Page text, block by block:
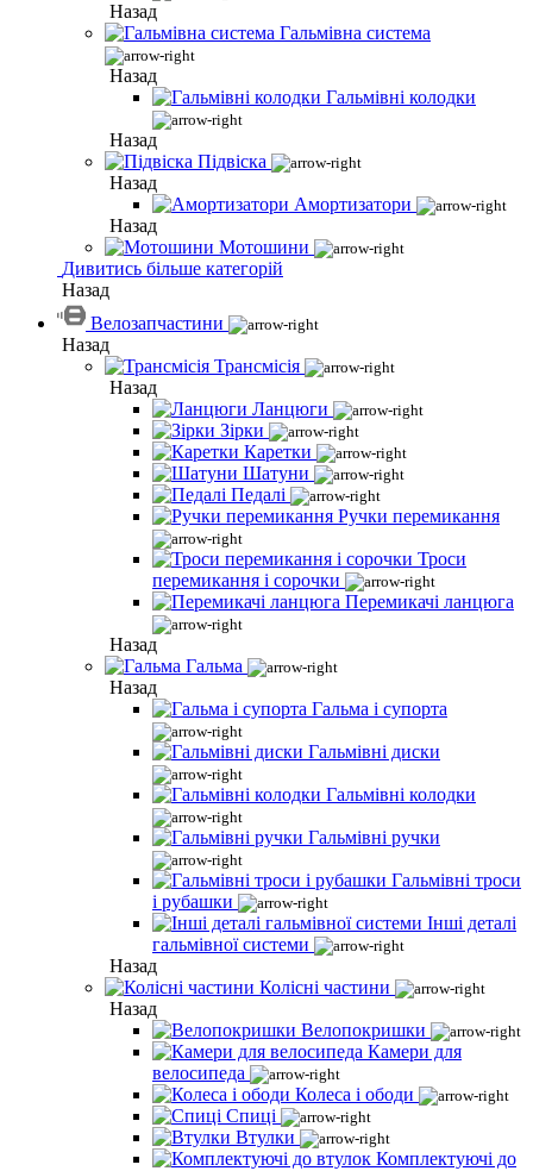
Назад
Гальмівна система
Назад
Гальмівні колодки
Назад
Підвіска
Назад
Амортизатори
Назад
Мотошини
Дивитись більше категорій
Назад
Велозапчастини
Назад
Трансмісія
Назад
Ланцюги
Зірки
Каретки
Шатуни
Педалі
Ручки перемикання
Троси
перемикання і сорочки
Перемикачі ланцюга
Назад
Гальма
Назад
Гальма і супорта
Гальмівні диски
Гальмівні колодки
Гальмівні ручки
Гальмівні троси
і рубашки
Інші деталі
гальмівної системи
Назад
Колісні частини
Назад
Велопокришки
Камери для
велосипеда
Колеса і ободи
Спиці
Втулки
Комплектуючі до